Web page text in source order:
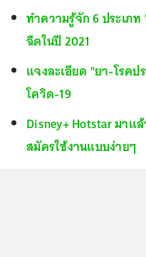
ทำความรู้จัก 6 ประเภ
ฉีดในปี 2021
แจงละเอียด "ยา-โรค
โควิด-19
Disney+ Hotstar มาแ
สมัครใช้งานแบบง่ายๆ